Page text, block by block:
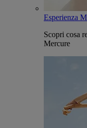
Esperienza
Scopri cosa
Mercure